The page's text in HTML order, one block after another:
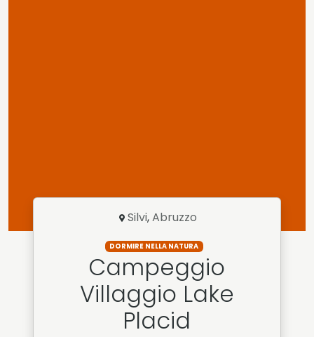
Silvi,Abruzzo
DORMIRE NELLA NATURA
Campeggio
Villaggio Lake
Placid